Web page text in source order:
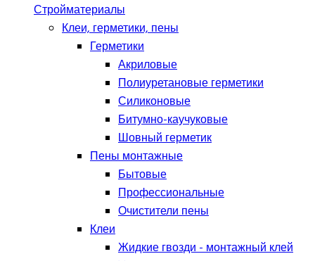
Стройматериалы
Клеи, герметики, пены
Герметики
Акриловые
Полиуретановые герметики
Силиконовые
Битумно-каучуковые
Шовный герметик
Пены монтажные
Бытовые
Профессиональные
Очистители пены
Клеи
Жидкие гвозди - монтажный клей